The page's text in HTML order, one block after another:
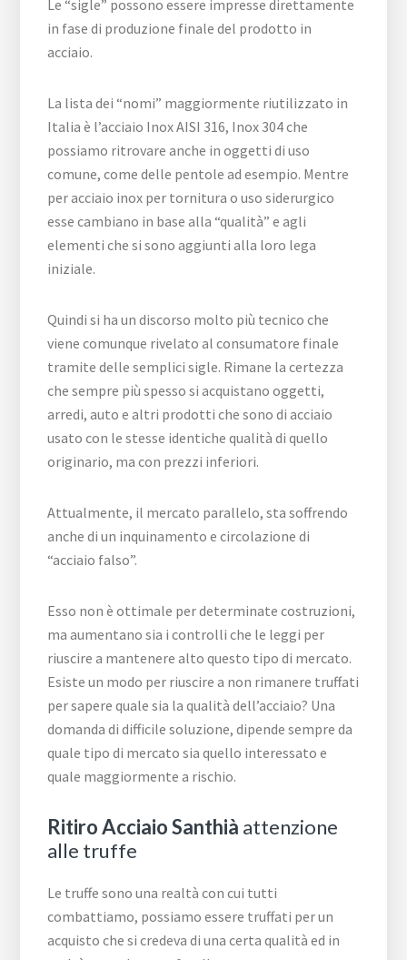
Le “sigle” possono essere impresse direttamente
in fase di produzione finale del prodotto in
acciaio.
La lista dei “nomi” maggiormente riutilizzato in
Italia è l’acciaio Inox AISI 316, Inox 304 che
possiamo ritrovare anche in oggetti di uso
comune, come delle pentole ad esempio. Mentre
per acciaio inox per tornitura o uso siderurgico
esse cambiano in base alla “qualità” e agli
elementi che si sono aggiunti alla loro lega
iniziale.
Quindi si ha un discorso molto più tecnico che
viene comunque rivelato al consumatore finale
tramite delle semplici sigle. Rimane la certezza
che sempre più spesso si acquistano oggetti,
arredi, auto e altri prodotti che sono di acciaio
usato con le stesse identiche qualità di quello
originario, ma con prezzi inferiori.
Attualmente, il mercato parallelo, sta soffrendo
anche di un inquinamento e circolazione di
“acciaio falso”.
Esso non è ottimale per determinate costruzioni,
ma aumentano sia i controlli che le leggi per
riuscire a mantenere alto questo tipo di mercato.
Esiste un modo per riuscire a non rimanere truffati
per sapere quale sia la qualità dell’acciaio? Una
domanda di difficile soluzione, dipende sempre da
quale tipo di mercato sia quello interessato e
quale maggiormente a rischio.
Ritiro Acciaio Santhià attenzione
alle truffe
Le truffe sono una realtà con cui tutti
combattiamo, possiamo essere truffati per un
acquisto che si credeva di una certa qualità ed in